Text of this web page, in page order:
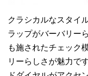
クラシカルなスタイ
ラップがバーバリー
も施されたチェック
リーらしさが魅力で